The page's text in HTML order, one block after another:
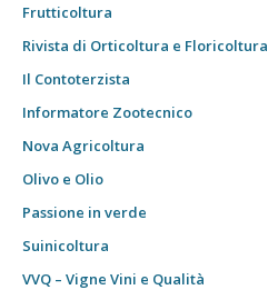
Frutticoltura
Rivista di Orticoltura e Floricoltura
Il Contoterzista
Informatore Zootecnico
Nova Agricoltura
Olivo e Olio
Passione in verde
Suinicoltura
VVQ – Vigne Vini e Qualità